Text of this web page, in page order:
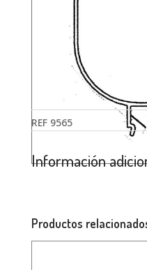
REF 9565
Información
Productos